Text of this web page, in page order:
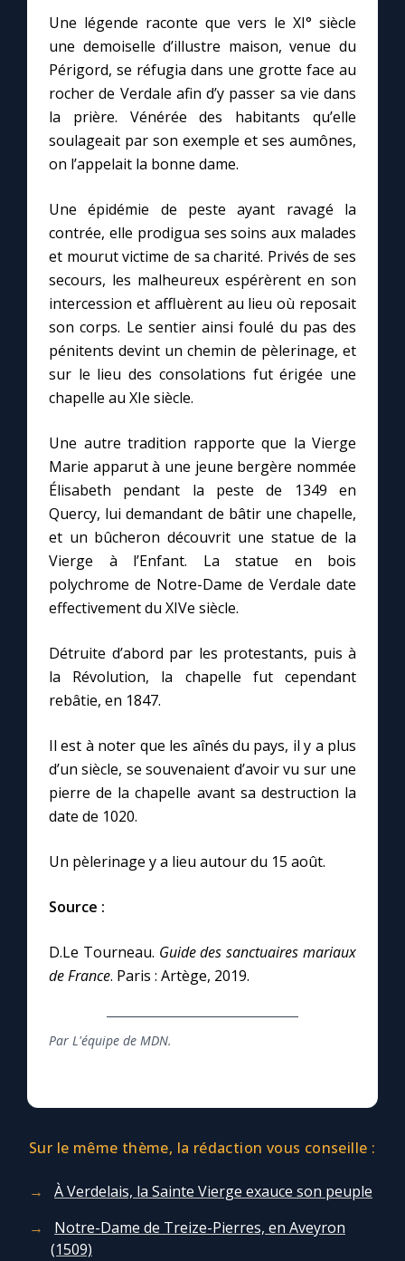
Les premiers samedis du mois
Marie qui défait les nœuds
Me consacrer à Jésus par Marie
Une Minute avec Marie
Une neuvaine
À la une
1000 Raisons de Croire
Chapelet pour le monde
Contact
Faire un don
Marie de Nazareth
Une légende raconte que vers le XI° siècle
une demoiselle d’illustre maison, venue du
Périgord, se réfugia dans une grotte face au
rocher de Verdale afin d’y passer sa vie dans
la prière. Vénérée des habitants qu’elle
soulageait par son exemple et ses aumônes,
on l’appelait la bonne dame.
Une épidémie de peste ayant ravagé la
contrée, elle prodigua ses soins aux malades
et mourut victime de sa charité. Privés de ses
secours, les malheureux espérèrent en son
intercession et affluèrent au lieu où reposait
son corps. Le sentier ainsi foulé du pas des
pénitents devint un chemin de pèlerinage, et
sur le lieu des consolations fut érigée une
chapelle au XIe siècle.
Une autre tradition rapporte que la Vierge
Marie apparut à une jeune bergère nommée
Élisabeth pendant la peste de 1349 en
Quercy, lui demandant de bâtir une chapelle,
et un bûcheron découvrit une statue de la
Vierge à l’Enfant. La statue en bois
polychrome de Notre-Dame de Verdale date
effectivement du XIVe siècle.
Détruite d’abord par les protestants, puis à
la Révolution, la chapelle fut cependant
rebâtie, en 1847.
Il est à noter que les aînés du pays, il y a plus
d’un siècle, se souvenaient d’avoir vu sur une
pierre de la chapelle avant sa destruction la
date de 1020.
Un pèlerinage y a lieu autour du 15 août.
Source :
D.Le Tourneau. Guide des sanctuaires mariaux
de France. Paris : Artège, 2019.
Par L'équipe de MDN.
Sur le même thème, la rédaction vous conseille :
À Verdelais, la Sainte Vierge exauce son peuple
Notre-Dame de Treize-Pierres, en Aveyron
(1509)